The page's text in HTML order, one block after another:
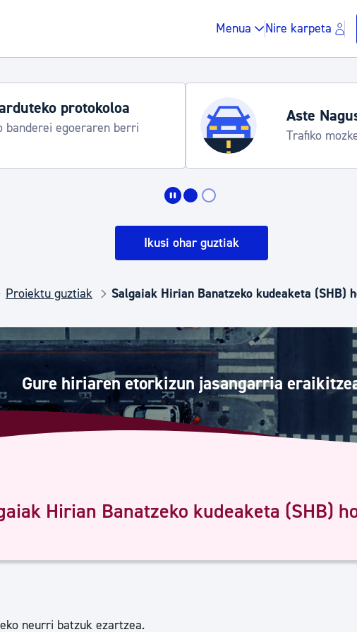
Menua Nire karpeta
Gune publikoa,
Garapen ekonomikoa
Berdintasuna, Giza
protokoloa
banderei egoeraren berri
Aste
Trafiko
Ikusi ohar guztiak
Proiektu guztiak Salgaiak Hirian Banatzeko kudeaketa (SHB)
Gure hiriaren etorkizun jasangarria
Hirian Banatzeko kudeaketa (SHB)
neurri batzuk ezartzea.